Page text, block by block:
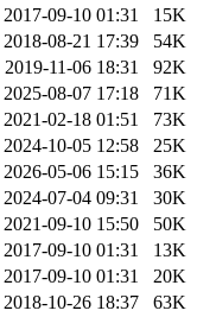
2017-09-10 01:31
15K
2018-08-21 17:39
54K
2019-11-06 18:31
92K
2025-08-07 17:18
71K
2021-02-18 01:51
73K
2024-10-05 12:58
25K
2026-05-06 15:15
36K
2024-07-04 09:31
30K
2021-09-10 15:50
50K
2017-09-10 01:31
13K
2017-09-10 01:31
20K
2018-10-26 18:37
63K